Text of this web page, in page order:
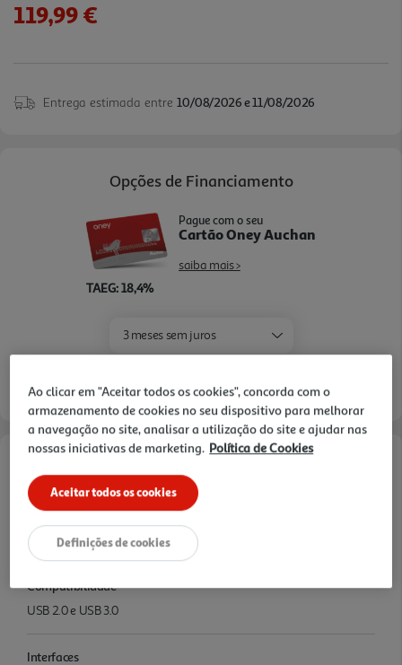
119,99 €
Entrega estimada entre 10/08/2026 e 11/08/2026
Opções de Financiamento
TAEG: 18,4%
Pague com o seu
Cartão Oney Auchan
saiba mais >
3 meses sem juros
MTIC (Valor Total):- €
Características
Capacidade de armazenamento
2 TB
Compatibilidade
USB 2.0 e USB 3.0
Interfaces
Ao clicar em "Aceitar todos os cookies", concorda com o
armazenamento de cookies no seu dispositivo para melhorar
a navegação no site, analisar a utilização do site e ajudar nas
nossas iniciativas de marketing. Política de Cookies
Aceitar todos os cookies
Definições de cookies